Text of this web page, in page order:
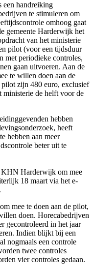
een handreiking
te stimuleren om
omhoog gaat
gemeente Harderwijk het
van het ministerie
pilot (voor een tijdsduur
met periodieke controles,
gaan uitvoeren. Aan de
te willen doen aan de
pilot zijn 480 euro, exclusief
ministerie de helft voor de
hebben
heeft
hebben aan meer
beter uit te
KHN Harderwijk om mee
18 maart via het e-
.
mee te doen aan de pilot,
doen. Horecabedrijven
gecontroleerd in het jaar
Indien blijkt bij een
nogmaals een controle
twee controles
vier controles gedaan.